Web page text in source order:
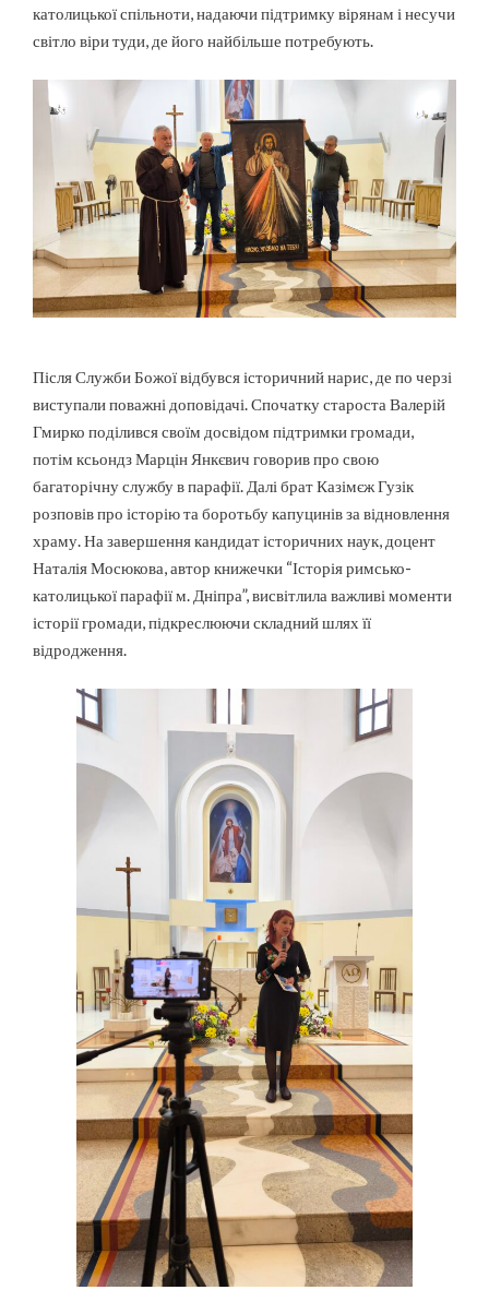
католицької спільноти, надаючи підтримку вірянам і несучи
світло віри туди, де його найбільше потребують.
Після Служби Божої відбувся історичний нарис, де по черзі
виступали поважні доповідачі. Спочатку староста Валерій
Гмирко поділився своїм досвідом підтримки громади,
потім ксьондз Марцін Янкєвич говорив про свою
багаторічну службу в парафії. Далі брат Казімєж Гузік
розповів про історію та боротьбу капуцинів за відновлення
храму. На завершення кандидат історичних наук, доцент
Наталія Мосюкова, автор книжечки “Історія римсько-
католицької парафії м. Дніпра”, висвітлила важливі моменти
історії громади, підкреслюючи складний шлях її
відродження.